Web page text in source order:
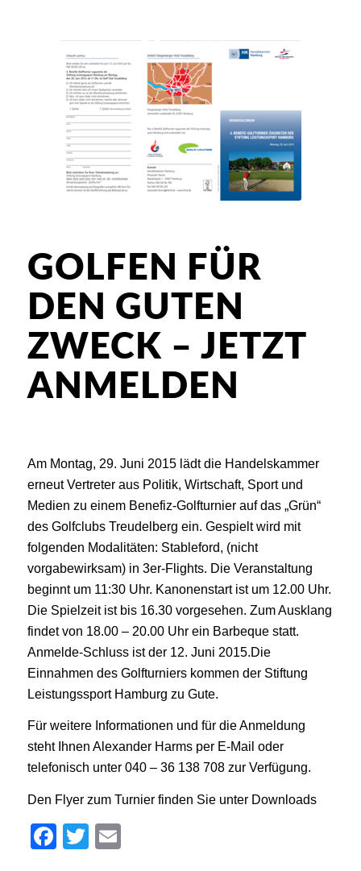
GOLFEN FÜR
DEN GUTEN
ZWECK – JETZT
ANMELDEN
Am Montag, 29. Juni 2015 lädt die Handelskammer
erneut Vertreter aus Politik, Wirtschaft, Sport und
Medien zu einem Benefiz-Golfturnier auf das „Grün“
des Golfclubs Treudelberg ein. Gespielt wird mit
folgenden Modalitäten: Stableford, (nicht
vorgabewirksam) in 3er-Flights. Die Veranstaltung
beginnt um 11:30 Uhr. Kanonenstart ist um 12.00 Uhr.
Die Spielzeit ist bis 16.30 vorgesehen. Zum Ausklang
findet von 18.00 – 20.00 Uhr ein Barbeque statt.
Anmelde-Schluss ist der 12. Juni 2015.Die
Einnahmen des Golfturniers kommen der Stiftung
Leistungssport Hamburg zu Gute.
Für weitere Informationen und für die Anmeldung
steht Ihnen Alexander Harms per E-Mail oder
telefonisch unter 040 – 36 138 708 zur Verfügung.
Den Flyer zum Turnier finden Sie unter Downloads
Facebook
Twitter